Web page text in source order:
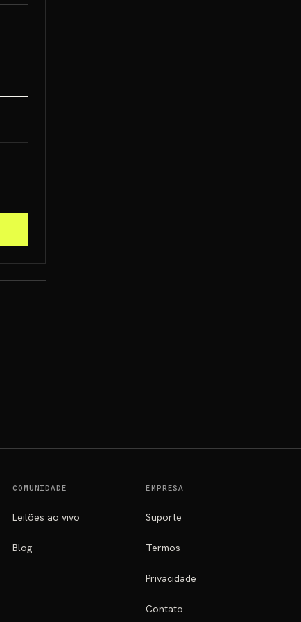
COMUNIDADE
Leilões ao vivo
Blog
EMPRESA
Suporte
Termos
Privacidade
Contato